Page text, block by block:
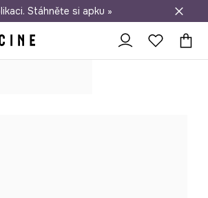
při nákupu nad 1 200 Kč
Stáhněte si apku »